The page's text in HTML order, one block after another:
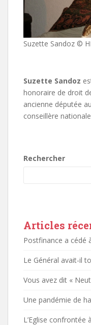
Suzette Sandoz ©
Suzette Sandoz
honoraire de droit
ancienne députée
conseillère
Rechercher
Articles
Postfinance a cédé
Le Général avait-il
Vous avez dit «
Une pandémie de
L’Eglise confrontée